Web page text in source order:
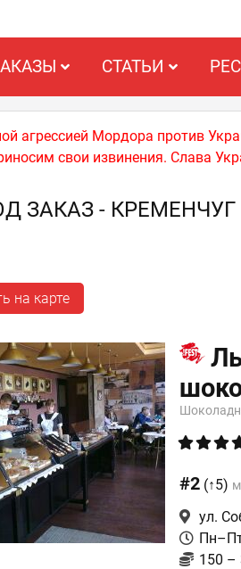
СТАТЬИ
агрессией Мордора против
свои извинения. Слава
ЗАКАЗ - КРЕМЕНЧУГ
на карте
#2 (↑5)
ул.
150 –